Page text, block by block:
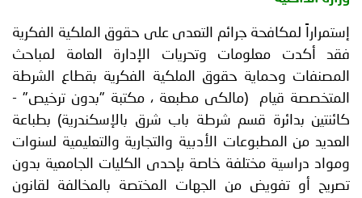
إستمراراً لمكافحة جرائم التعدى على حقوق الملكية الفكرية
فقد أكدت معلومات وتحريات الإدارة العامة لمباحث
المصنفات وحماية حقوق الملكية الفكرية بقطاع الشرطة
المتخصصة قيام (مالكى مطبعة ، مكتبة "بدون ترخيص" -
كائنتين بدائرة قسم شرطة باب شرق بالإسكندرية) بطباعة
العديد من المطبوعات الأدبية والتجارية والتعليمية لسنوات
ومواد دراسية مختلفة خاصة بإحدى الكليات الجامعية بدون
تصريح أو تفويض من الجهات المختصة بالمخالفة لقانون